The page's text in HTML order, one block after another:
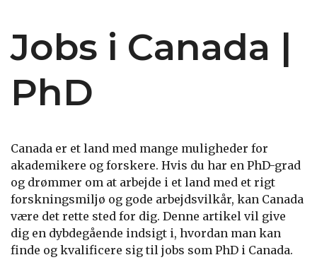
Jobs i Canada |
PhD
Canada er et land med mange muligheder for
akademikere og forskere. Hvis du har en PhD-grad
og drømmer om at arbejde i et land med et rigt
forskningsmiljø og gode arbejdsvilkår, kan Canada
være det rette sted for dig. Denne artikel vil give
dig en dybdegående indsigt i, hvordan man kan
finde og kvalificere sig til jobs som PhD i Canada.